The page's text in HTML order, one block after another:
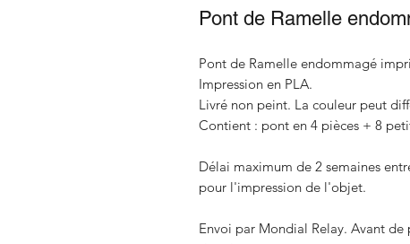
Pont de Ramelle
Pont de Ramelle endommagé
Impression en PLA.
Livré non peint. La couleur peut
Contient : pont en 4 pièces + 8
Délai maximum de 2 semaines
pour l'impression de l'objet.
Envoi par Mondial Relay. Avant